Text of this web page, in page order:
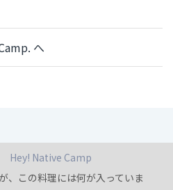
へ
Hey! Native Camp
、この料理には何が入っていま